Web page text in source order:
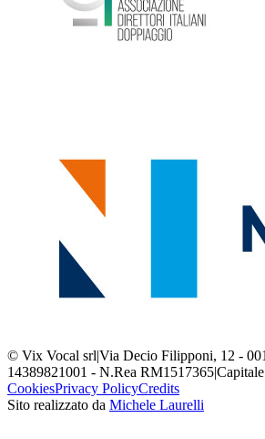
© Vix Vocal srl|Via Decio Filipponi, 12 -
14389821001 - N.Rea RM1517365|
CookiesPrivacy PolicyCredits
Sito realizzato da Michele Laurelli